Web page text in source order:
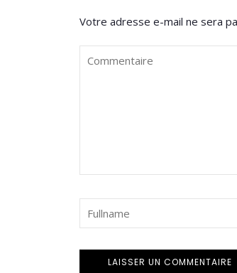
Votre adresse e-mail ne sera